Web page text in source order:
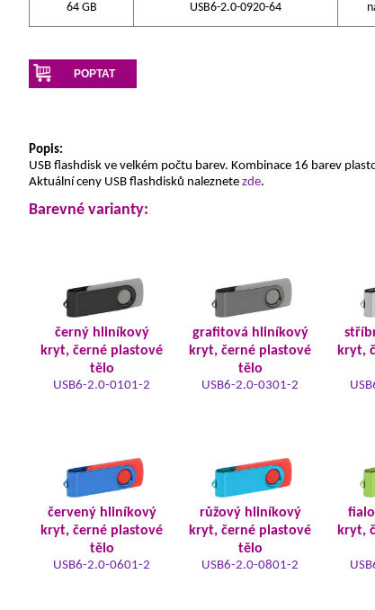
64 GB USB6-2.0-0920-64
POPTAT
Popis:
USB flashdisk ve velkém počtu barev. Kombinace 16 barev
Aktuální ceny USB flashdisků naleznete zde.
Barevné varianty:
černý hliníkový
kryt, černé plastové
tělo
USB6-2.0-0101-2
grafitová hliníkový
kryt, černé plastové
tělo
USB6-2.0-0301-2
kryt,
červený hliníkový
kryt, černé plastové
tělo
USB6-2.0-0601-2
růžový hliníkový
kryt, černé plastové
tělo
USB6-2.0-0801-2
kryt,